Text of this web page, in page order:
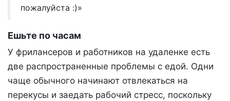
пожалуйста :)»
Ешьте по часам
У фрилансеров и работников на удаленке есть
две распространенные проблемы с едой. Одни
чаще обычного начинают отвлекаться на
перекусы и заедать рабочий стресс, поскольку